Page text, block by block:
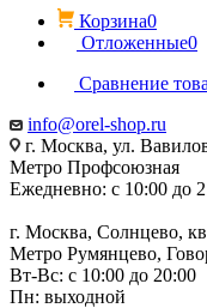
Корзина0
Отложенные0
Сравнение
info@orel-shop.ru
г. Москва, ул.
Метро Профсоюзная
Ежедневно: с 10:00 до
г. Москва, Солнцево,
Метро Румянцево,
Вт-Вс: с 10:00 до 20:00
Пн: выходной